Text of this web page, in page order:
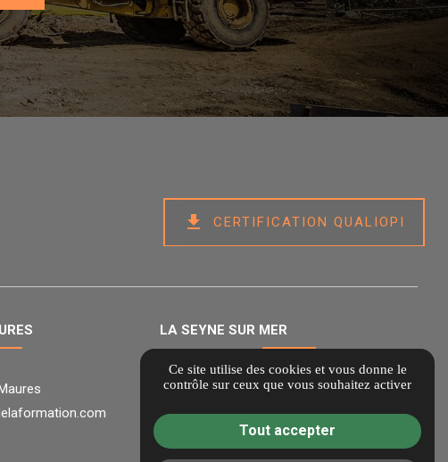
get_app CERTIFICATION QUALIOPI
LA SEYNE SUR MER
339, chemin Gaston BELTRAME
83500 LA SEYNE SUR MER
administratif@lesclesdelaformation.com
04 30 22 01 10
Ce site utilise des cookies et vous donne le
contrôle sur ceux que vous souhaitez activer
Tout accepter